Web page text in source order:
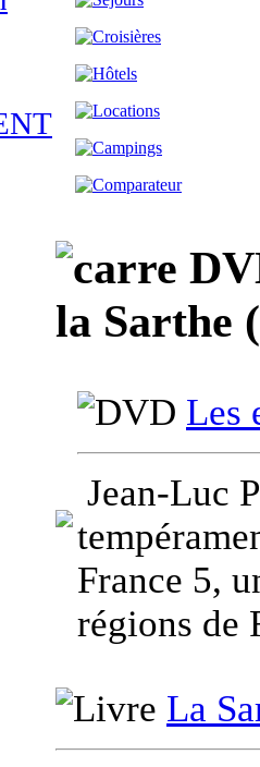
la Sarthe
Les
Jean-Luc
France 5,
régions de
La